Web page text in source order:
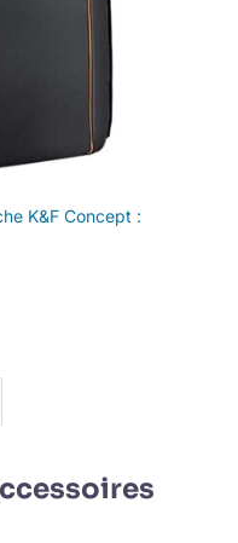
K&F Concept :